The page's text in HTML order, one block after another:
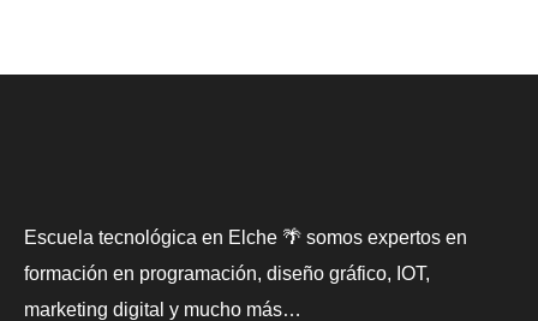
Escuela tecnológica en Elche 🌴 somos expertos en
formación en programación, diseño gráfico, IOT,
marketing digital y mucho más…